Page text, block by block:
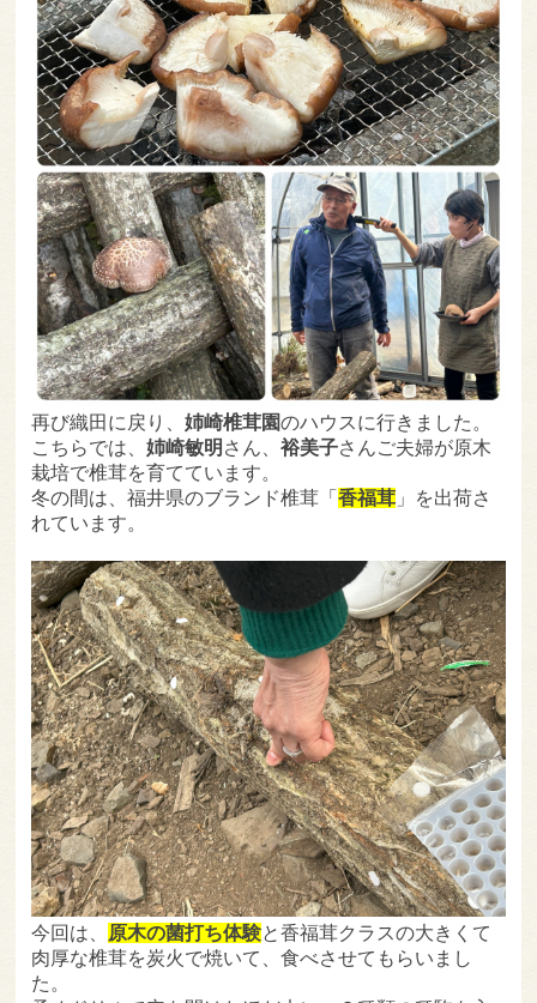
再び織田に戻り、姉崎椎茸園のハウスに行きました。
こちらでは、姉崎敏明 さん、裕美子さんご夫婦が原木
栽培で椎茸を育てています。
冬の間は、福井県のブランド椎茸「香福茸 」を出荷さ
れています。
今回は、 原木の菌打ち体験と香福茸クラスの大きくて
肉厚な椎茸を炭火で焼いて、食べさせてもらいまし
た。